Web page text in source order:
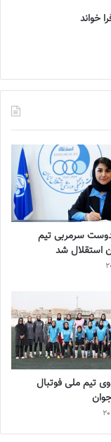
سرمربی تیم
استقلال شد
تیم ملی فوتبال